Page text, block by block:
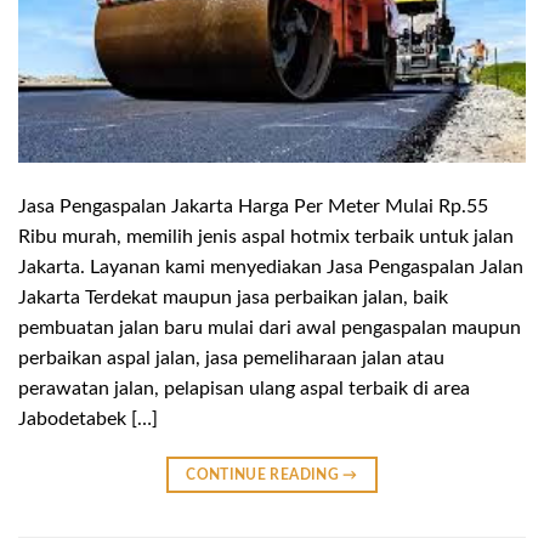
Jasa Pengaspalan Jakarta Harga Per Meter Mulai Rp.55
Ribu murah, memilih jenis aspal hotmix terbaik untuk jalan
Jakarta. Layanan kami menyediakan Jasa Pengaspalan Jalan
Jakarta Terdekat maupun jasa perbaikan jalan, baik
pembuatan jalan baru mulai dari awal pengaspalan maupun
perbaikan aspal jalan, jasa pemeliharaan jalan atau
perawatan jalan, pelapisan ulang aspal terbaik di area
Jabodetabek […]
CONTINUE READING→